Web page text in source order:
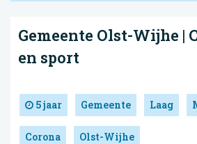
Gemeente Olst-Wijhe |
en sport
5 jaar Gemeente Laag
Corona Olst-Wijhe